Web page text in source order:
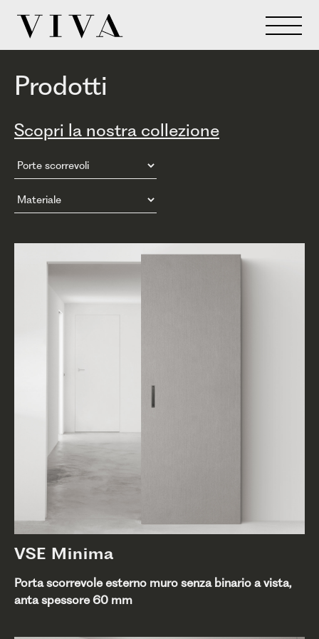
Prodotti
Scopri la nostra collezione
VSE Minima
Porta scorrevole esterno muro senza binario a vista,
anta spessore 60 mm